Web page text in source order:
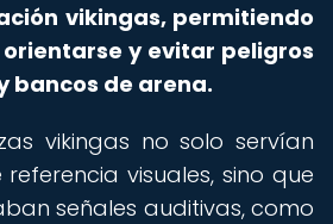
vikingas, permitiendo
y evitar peligros
bancos de arena.
vikingas no solo servían
visuales, sino que
señales auditivas, como